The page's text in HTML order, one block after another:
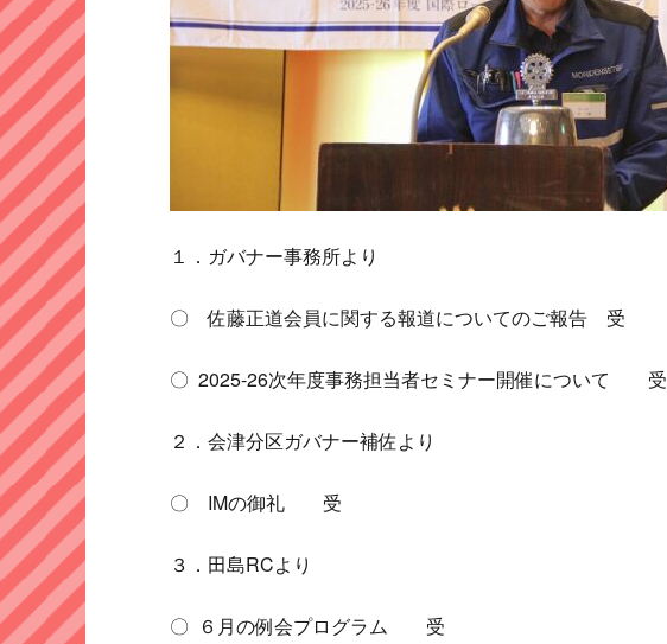
１．ガバナー事務所より
〇 佐藤正道会員に関する報道についてのご報告 受
〇 2025-26次年度事務担当者セミナー開催について 受
２．会津分区ガバナー補佐より
〇 IMの御礼 受
３．田島RCより
〇 ６月の例会プログラム 受